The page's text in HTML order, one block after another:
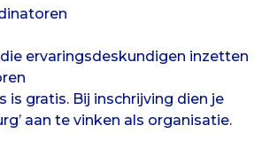
ervaringsdeskundigen inzetten
is gratis. Bij inschrijving dien je
aan te vinken als organisatie.